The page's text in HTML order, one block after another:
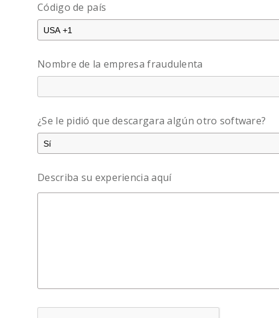
Código de país
Nombre de la empresa fraudulenta
¿Se le pidió que descargara algún otro software?
Describa su experiencia aquí